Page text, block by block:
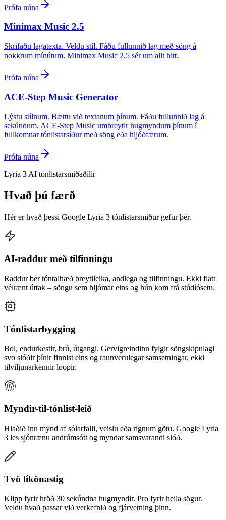
Prófa núna
Minimax Music 2.5
Skrifaðu lagatexta. Veldu stíl. Fáðu fullunnið lag með söng á
nokkrum mínútum. Minimax Music 2.5 sér um allt hitt.
Prófa núna
ACE-Step Music Generator
Lýstu stílnum. Bættu við textanum þínum. Fáðu fullunnið lag á
sekúndum. ACE-Step Music umbreytir hugmyndum þínum í
fullkomnar tónlistarsíður með söng eða hljóðfærum.
Prófa núna
Lyria 3 AI tónlistarsmiðaðilir
Hvað þú færð
Hér er hvað þessi Google Lyria 3 tónlistarsmiður gefur þér.
AI-raddur með tilfinningu
Raddur ber tóntalhæð breytileika, andlega og tilfinningu. Ekki flatt
vélrænt úttak – söngu sem hljómar eins og hún kom frá stúdíósetu.
Tónlistarbygging
Bol, endurkestir, brú, útgangi. Gervigreindinn fylgir söngskipulagi
svo slóðir þínir finnist eins og raunverulegar samsetningar, ekki
tilviljunarkennir loopir.
Myndir-til-tónlist-leið
Hlaðið inn mynd af sólarfalli, veislu eða rignum götu. Google Lyria
3 les sjónrænu andrúmsótt og myndar samsvarandi slóð.
Tvö líkönastig
Klipp fyrir hröð 30 sekúndna hugmyndir. Pro fyrir heila sögur.
Veldu hvað passar við verkefnið og fjárvetning þinn.